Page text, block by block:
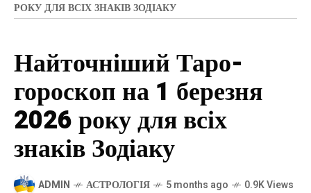
РОКУ ДЛЯ ВСІХ ЗНАКІВ ЗОДІАКУ
Найточніший Таро-
гороскоп на 1 березня
2026 року для всіх
знаків Зодіаку
ADMIN АСТРОЛОГІЯ 5 months ago 0.9K Views